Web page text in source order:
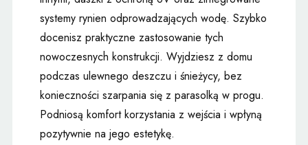
systemy rynien odprowadzających wodę. Szybko
docenisz praktyczne zastosowanie tych
nowoczesnych konstrukcji. Wyjdziesz z domu
podczas ulewnego deszczu i śnieżycy, bez
konieczności szarpania się z parasolką w progu.
Podniosą komfort korzystania z wejścia i wpłyną
pozytywnie na jego estetykę.